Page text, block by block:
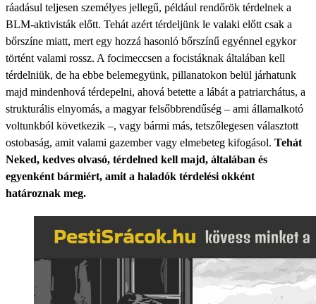
ráadásul teljesen személyes jellegű, például rendőrök térdelnek a
BLM-aktivisták előtt. Tehát azért térdeljünk le valaki előtt csak a
bőrszíne miatt, mert egy hozzá hasonló bőrszínű egyénnel egykor
történt valami rossz. A focimeccsen a focistáknak általában kell
térdelniük, de ha ebbe belemegyünk, pillanatokon belül járhatunk
majd mindenhová térdepelni, ahová betette a lábát a patriarchátus, a
strukturális elnyomás, a magyar felsőbbrendűség – ami államalkotó
voltunkból következik –, vagy bármi más, tetszőlegesen választott
ostobaság, amit valami gazember vagy elmebeteg kifogásol. Tehát
Neked, kedves olvasó, térdelned kell majd, általában és
egyenként bármiért, amit a haladók térdelési okként
határoznak meg.